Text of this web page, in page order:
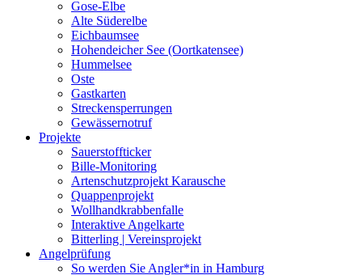
Gose-Elbe
Alte Süderelbe
Eichbaumsee
Hohendeicher See (Oortkatensee)
Hummelsee
Oste
Gastkarten
Streckensperrungen
Gewässernotruf
Projekte
Sauerstoffticker
Bille-Monitoring
Artenschutzprojekt Karausche
Quappenprojekt
Wollhandkrabbenfalle
Interaktive Angelkarte
Bitterling | Vereinsprojekt
Angelprüfung
So werden Sie Angler*in in Hamburg